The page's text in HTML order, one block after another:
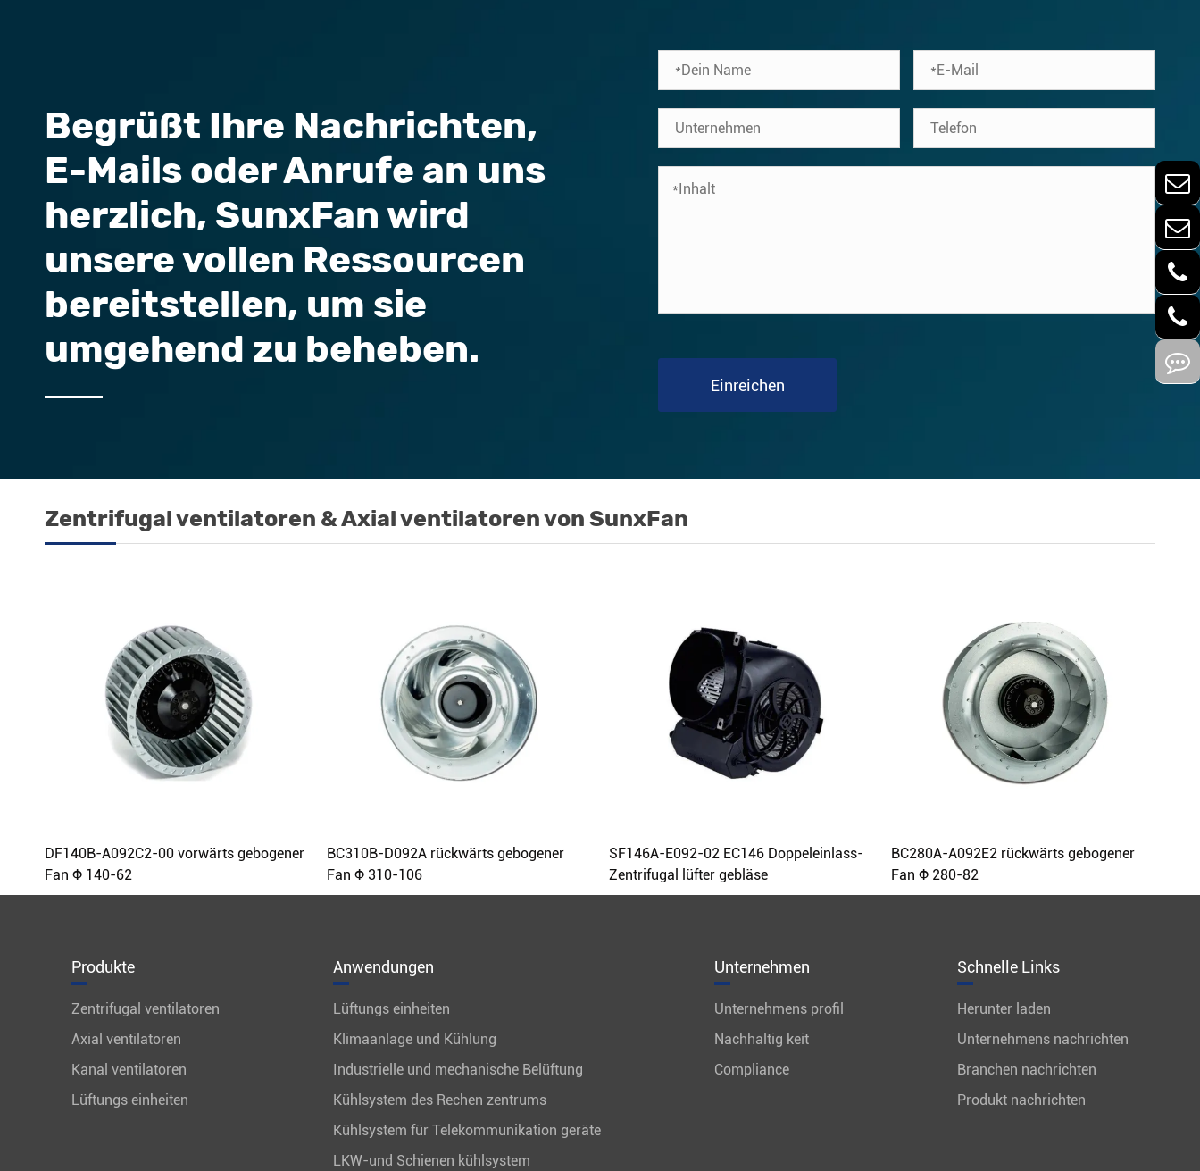
Begrüßt Ihre Nachrichten,
E-Mails oder Anrufe an uns
herzlich, SunxFan wird
unsere vollen Ressourcen
bereitstellen, um sie
umgehend zu beheben.
Einreichen
Zentrifugal ventilatoren & Axial ventilatoren von SunxFan
DF140B-A092C2-00 vorwärts gebogener
Fan Φ 140-62
BC310B-D092A rückwärts gebogener
Fan Φ 310-106
SF146A-E092-02 EC146 Doppeleinlass-
Zentrifugal lüfter gebläse
BC280A-A092E2 rückwärts gebogener
Fan Φ 280-82
Produkte
Zentrifugal ventilatoren
Axial ventilatoren
Kanal ventilatoren
Lüftungs einheiten
Anwendungen
Lüftungs einheiten
Klimaanlage und Kühlung
Industrielle und mechanische Belüftung
Kühlsystem des Rechen zentrums
Kühlsystem für Telekommunikation geräte
LKW-und Schienen kühlsystem
Unternehmen
Unternehmens profil
Nachhaltig keit
Compliance
Schnelle Links
Herunter laden
Unternehmens nachrichten
Branchen nachrichten
Produkt nachrichten